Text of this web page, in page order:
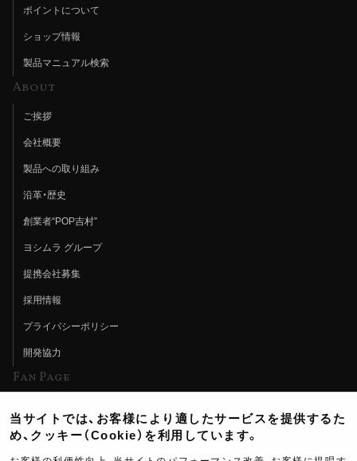
ポイントについて
ショップ情報
製品マニュアル検索
About
ご挨拶
会社概要
製品への取り組み
沿革・歴史
創業者“POP吉村”
ヨシムラ グループ
提携会社募集
採用情報
プライバシーポリシー
開発協力
Fan Page
ヨシムラTV
イベント情報
当サイトでは、お客様により適したサービスを提供するた
め、クッキー（Cookie）を利用しています。